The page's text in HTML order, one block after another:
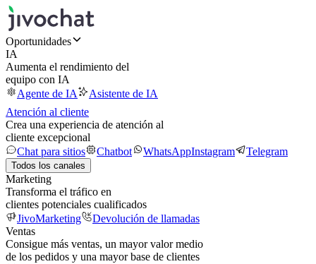
Oportunidades
IA
Aumenta el rendimiento del
equipo con IA
Agente de IA
Asistente de IA
Atención al cliente
Crea una experiencia de atención al
cliente excepcional
Chat para sitios
Chatbot WhatsAppInstagram Telegram
Todos los canales
Marketing
Transforma el tráfico en
clientes potenciales cualificados
JivoMarketing
Devolución de llamadas
Ventas
Consigue más ventas, un mayor valor medio
de los pedidos y una mayor base de clientes